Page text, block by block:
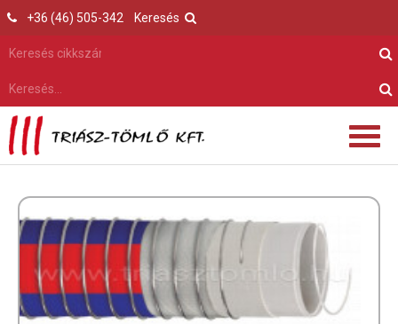
Keresés
+36 (46) 505-342